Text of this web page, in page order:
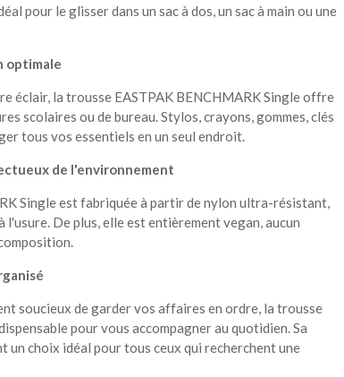
pour le glisser dans un sac à dos, un sac à main ou une
optimale
éclair, la trousse EASTPAK BENCHMARK Single offre
scolaires ou de bureau. Stylos, crayons, gommes, clés
tous vos essentiels en un seul endroit.
de l'environnement
Single est fabriquée à partir de nylon ultra-résistant,
De plus, elle est entièrement vegan, aucun
soucieux de garder vos affaires en ordre, la trousse
pour vous accompagner au quotidien. Sa
choix idéal pour tous ceux qui recherchent une